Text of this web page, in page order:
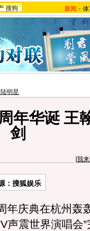
搜狗 新闻 -
明星
年华诞 王
剑
[我
：搜狐娱乐
庆典在杭州轰
声震世界演唱会